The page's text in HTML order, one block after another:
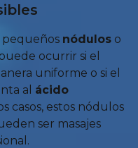
pequeños nódulos o
ocurrir si el
uniforme o si el
al ácido
casos, estos nódulos
ser masajes